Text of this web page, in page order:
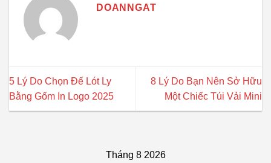
DOANNGAT
5 Lý Do Chọn Đế Lót Ly
Bằng Gốm In Logo 2025
8 Lý Do Bạn Nên Sở Hữu
Một Chiếc Túi Vải Mini
Tháng 8 2026